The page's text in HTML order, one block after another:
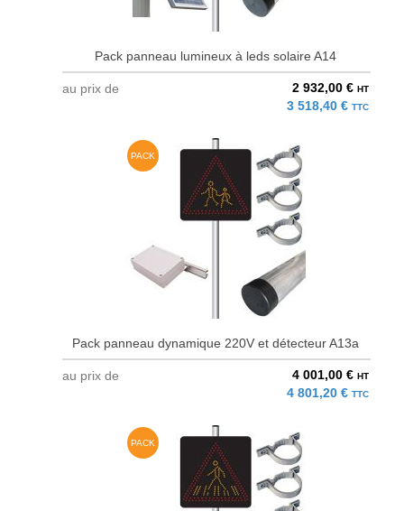
Pack panneau lumineux à leds solaire A14
au prix de 2 932,00 € HT
3 518,40 € TTC
PACK
Pack panneau dynamique 220V et détecteur A13a
au prix de 4 001,00 € HT
4 801,20 € TTC
PACK